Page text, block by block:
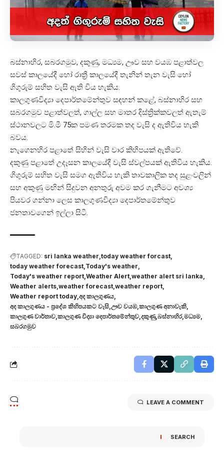
බස්නාහිර, සබරගමුව, දකුණු, මධ්‍යම, ඌව සහ වයඹ පළාත්වල
සවස් කාලයේදී හෝ රාත්‍රී කාලයේදී තැනින් තැන වැසි හෝ
ගිගුරුම් සහිත වැසි ඇති විය හැකිය.
කාලගුණවිද්‍යා දෙපාර්තමේන්තුව සඳහන් කළේ, බස්නාහිර සහ
සබරගමුව පළාත්වලත්, ගාල්ල සහ මාතර දිස්ත්‍රික්කවලත් ඇතැම්
ස්ථානවලට මි.මී 75ක පමණ තරමක තද වැසි ද ඇතිවිය හැකි
බවය.
නැගෙනහිර පළාතේ සිහින් වැසි වාර කිහිපයක් ඇතිවේ.
දකුණු පළාතේ උදෑසන කාලයේදී වැසි ස්වල්පයක් ඇතිවිය හැකිය.
ගිගුරුම් සහිත වැසි සමග ඇතිවිය හැකි තාවකාලික තද සුළංවලින්
සහ අකුණු මඟින් සිදුවන අනතුරු අවම කර ගැනීමට අවශ්‍ය
පියවර ගන්නා ලෙස කාලගුණවිද්‍යා දෙපාර්තමේන්තුව
ජනතාවගෙන් ඉල්ලා සිටී.
TAGGED: sri lanka weather today weather forcast
today weather forecast Today's weather
Today's weather report Weather Alert weather alert sri lanka
Weather alerts weather forecast weather report
Weather report today අද කාලගුණය
අද කාලගුණය - ප්‍රදේශ කිහිපයකට වැසි ඌව වයඹ කාලගුණ අනාවැකි
කාලගුණ වාර්තාව කාලගුණ විද්‍යා දෙපාර්තමේන්තුව දකුණු බස්නාහිර මධ්‍යම
සබරගමුව
LEAVE A COMMENT
SEARCH